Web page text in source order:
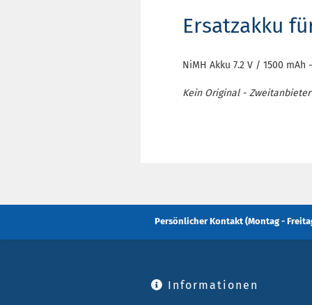
Ersatzakku
NiMH Akku 7.2 V / 1500
Kein Original -
Persönlicher Kontakt (Montag -
Informationen